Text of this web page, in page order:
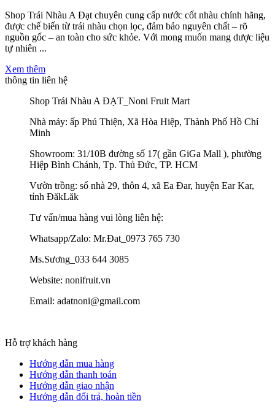
Shop Trái Nhàu A Đạt chuyên cung cấp nước cốt nhàu chính hãng,
được chế biến từ trái nhàu chọn lọc, đảm bảo nguyên chất – rõ
nguồn gốc – an toàn cho sức khỏe. Với mong muốn mang dược liệu
tự nhiên ...
Xem thêm
thông tin liên hệ
Shop Trái Nhàu A ĐẠT_Noni Fruit Mart
Nhà máy: ấp Phú Thiện, Xã Hòa Hiệp, Thành Phố Hồ Chí
Minh
Showroom: 31/10B đường số 17( gần GiGa Mall ), phường
Hiệp Bình Chánh, Tp. Thủ Đức, TP. HCM
Vườn trồng: số nhà 29, thôn 4, xã Ea Đar, huyện Ear Kar,
tỉnh ĐăkLăk
Tư vấn/mua hàng vui lòng liên hệ:
Whatsapp/Zalo: Mr.Đat_0973 765 730
Ms.Sương_033 644 3085
Website: nonifruit.vn
Email: adatnoni@gmail.com
Hỗ trợ khách hàng
Hướng dẫn mua hàng
Hướng dẫn thanh toán
Hướng dẫn giao nhận
Hướng dẫn đổi trả, hoàn tiền